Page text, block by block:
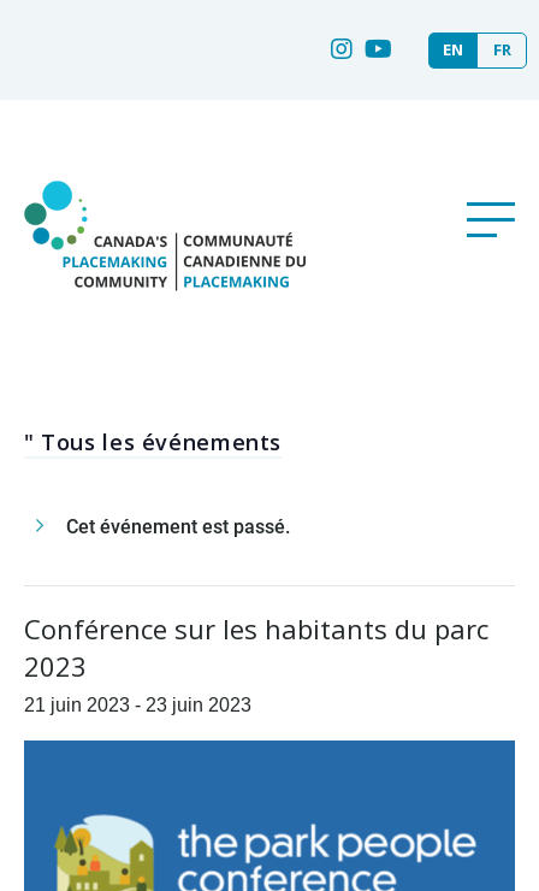
EN FR
" Tous les événements
Cet événement est passé.
Conférence sur les habitants du parc
2023
21 juin 2023 - 23 juin 2023